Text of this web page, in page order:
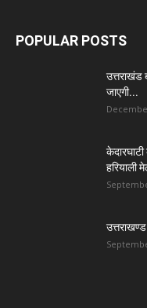
POPULAR POSTS
उत्तराखंड
जाएगी...
केदारघाटी
हरियाली